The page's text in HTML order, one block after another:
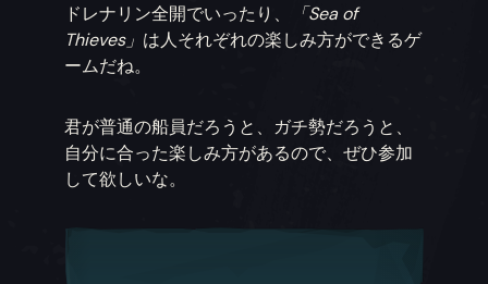
ドレナリン全開でいったり、
「Sea of
Thieves」 は人それぞれの楽しみ方ができるゲ
ームだね。
君が普通の船員だろうと、ガチ勢だろうと、
自分に合った楽しみ方があるので、ぜひ参加
して欲しいな。